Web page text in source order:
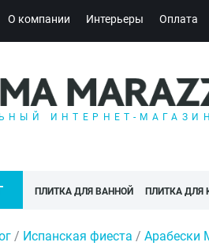
О компании Интерьеры Оплата
ИНТЕРНЕТ-МАГАЗИН
ПЛИТКА ДЛЯ ВАННОЙ ПЛИТКА ДЛЯ
/ Испанская фиеста / Арабески